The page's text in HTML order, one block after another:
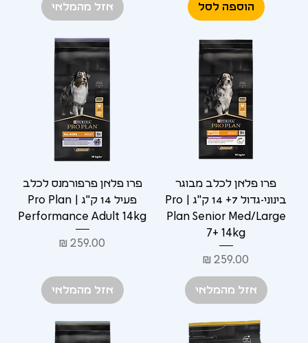
הוספה לסל אזל מהמלאי
פרו פלאן לכלב מבוגר
בינוני-גדול 7+ 14 ק"ג | Pro
Plan Senior Med/Large
7+ 14kg
מחיר
אזל מהמלאי
פרו פלאן פרפורמנס לכלב
פעיל 14 ק"ג | Pro Plan
Performance Adult 14kg
מחיר
אזל מהמלאי